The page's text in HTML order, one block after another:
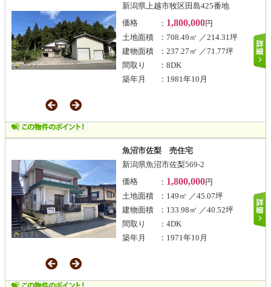
新潟県上越市牧区田島425番地
価格
： 1,800,000円
土地面積
：708.49㎡ ／214.31坪
建物面積
：237.27㎡ ／71.77坪
間取り
：8DK
築年月
：1981年10月
魚沼市佐梨 売住宅
新潟県魚沼市佐梨569-2
価格
： 1,800,000円
土地面積
：149㎡ ／45.07坪
建物面積
：133.98㎡ ／40.52坪
間取り
：4DK
築年月
：1971年10月